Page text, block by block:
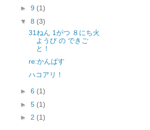
► 9 (1)
▼ 8 (3)
31ねん 1がつ ８にち火
ようび の できご
と！
re:かんばす
ハコアリ！
► 6 (1)
► 5 (1)
► 2 (1)